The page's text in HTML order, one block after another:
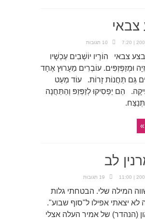
10 תגובות
הוֹרָיו יוֹשְׁבִים עַכְשָׁיו
וּמְזַפְּזְפִּים. עוֹבְרִים מֵעָרוּץ אֶחָד
גַּם תַּחֲנוֹת זָרוֹת. עוֹד מְעַט
הֵם יַפְסִיקוּ לְזַפְּזֵפּ וְהַתַּחֲנָה
תְּנַצַּח.
לב
19 תגובות
המילה שלי. הבטחתי גלות
לא יצאתי אפילו ל"סוף שבוע".
(הנהדר) של אמיר העלה אצלי